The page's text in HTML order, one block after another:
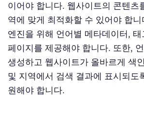
이어야 합니다. 웹사이트의 콘텐츠
역에 맞게 최적화할 수 있어야 합
엔진을 위해 언어별 메타데이터, 태
페이지를 제공해야 합니다. 또한,
생성하고 웹사이트가 올바르게 색
및 지역에서 검색 결과에 표시되도
원해야 합니다.